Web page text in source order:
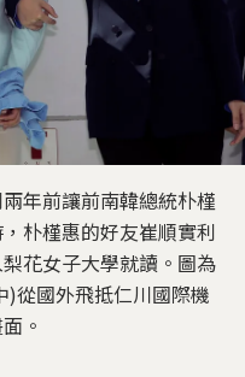
年前讓前南韓總統朴槿
朴槿惠的好友崔順實利
花女子大學就讀。圖為
從國外飛抵仁川國際機
。